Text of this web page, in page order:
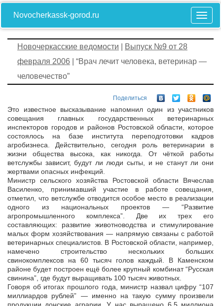
Novocherkassk-gorod.ru
Новочеркасские ведомости
Выпуск №9 от 28
февраля 2006 | “Врач лечит человека, ветеринар —
человечество”
Поделиться
Это известное высказывание напомнил один из участников
совещания главных государственных ветеринарных
инспекторов городов и районов Ростовской области, которое
состоялось на базе института переподготовки кадров
агробизнеса. Действительно, сегодня роль ветеринарии в
жизни общества высока, как никогда. От чёткой работы
ветслужбы зависит, будут ли люди сыты, и не станут ли они
жертвами опасных инфекций.
Министр сельского хозяйства Ростовской области Вячеслав
Василенко, принимавший участие в работе совещания,
отметил, что ветслужбе отводится особое место в реализации
одного из национальных проектов — “Развитие
агропромышленного комплекса”. Две их трех его
составляющих: развитие животноводства и стимулирование
малых форм хозяйствования — напрямую связаны с работой
ветеринарных специалистов. В Ростовской области, например,
намечено строительство нескольких больших
свинокомплексов на 60 тысяч голов каждый. В Каменском
районе будет построен ещё более крупный комбинат “Русская
свинина”, где будут выращивать 100 тысяч животных.
Говоря об итогах прошлого года, министр назвал цифру “107
миллиардов рублей” — именно на такую сумму произвели